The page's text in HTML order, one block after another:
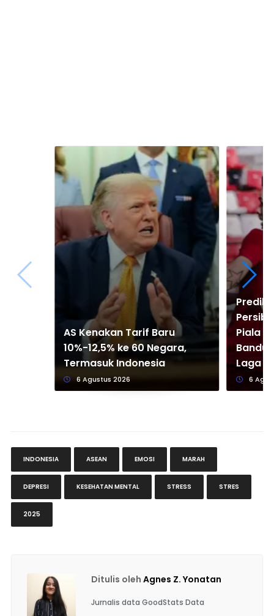
AS Kenakan Tarif Baru
10%-12,5% ke 60 Negara,
Termasuk Indonesia
6 Agustus 2026
Persib
Piala
Laga
6
INDONESIA ASEAN EMOSI MARAH
DEPRESI KESEHATAN MENTAL STRESS STRES
2025
Ditulis oleh Agnes Z. Yonatan
Jurnalis data GoodStats Data